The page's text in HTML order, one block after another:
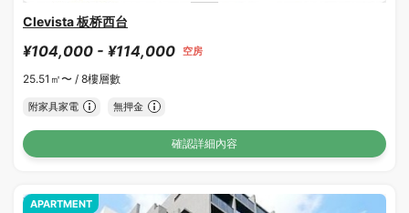
Clevista 板桥西台
¥104,000 - ¥114,000 空房
25.51㎡〜 / 8樓層數
附家具家電 無押金
確認詳細內容
APARTMENT